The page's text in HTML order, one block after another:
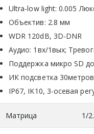
Ultra-low light: 0.005
Объектив: 2.8 мм
WDR 120dB, 3D-DNR
Аудио: 1вх/1вых;
Поддержка микро SD
ИК подсветка 30метров
IP67, IK10, 3-осевая
Матрица 1/